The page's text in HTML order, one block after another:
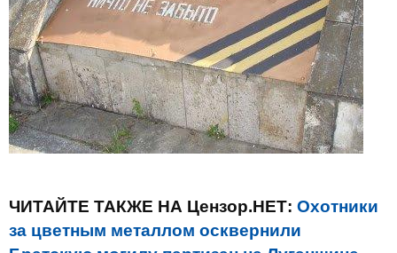
ЧИТАЙТЕ ТАКЖЕ НА Цензор.НЕТ: Охотники
за цветным металлом осквернили